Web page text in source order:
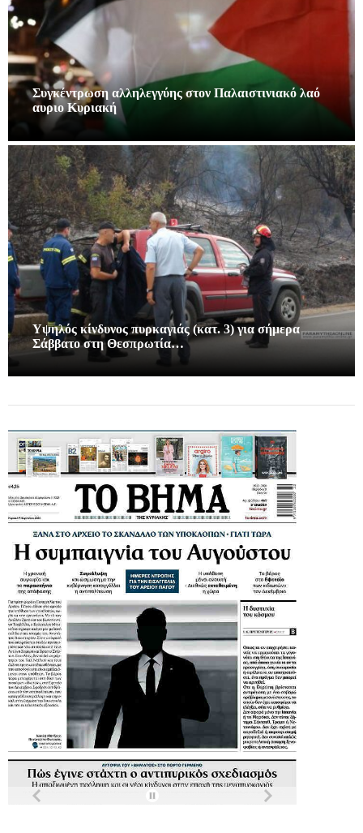
Συγκέντρωση αλληλεγγύης στον Παλαιστινιακό λαό
αυριο Κυριακή
Υψηλός κίνδυνος πυρκαγιάς (κατ. 3) για σήμερα
Σάββατο στη Θεσπρωτία…